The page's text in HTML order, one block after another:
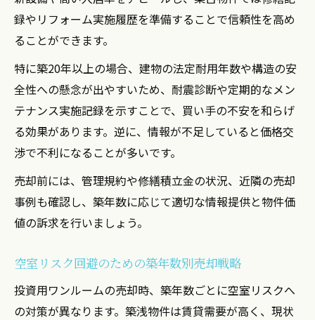
録やリフォーム実施履歴を準備することで信頼性を高め
ることができます。
特に築20年以上の場合、建物の法定耐用年数や構造の安
全性への懸念が出やすいため、耐震診断や定期的なメン
テナンス実施記録を示すことで、買い手の不安を和らげ
る効果があります。逆に、情報が不足していると価格交
渉で不利になることが多いです。
売却前には、管理規約や修繕積立金の状況、近隣の売却
事例も確認し、築年数に応じて適切な情報提供と物件価
値の訴求を行いましょう。
空室リスク回避のための築年数別売却戦略
投資用ワンルームの売却時、築年数ごとに空室リスクへ
の対策が異なります。築浅物件は賃貸需要が高く、現状